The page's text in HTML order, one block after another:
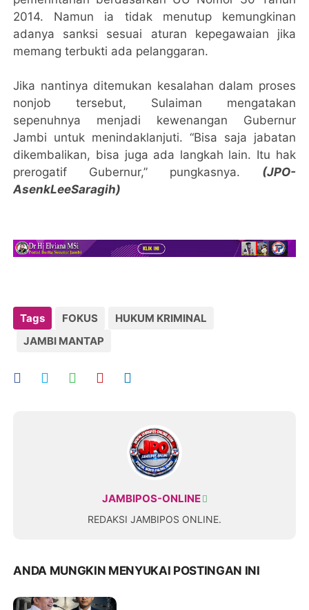
2014. Namun ia tidak menutup kemungkinan
adanya sanksi sesuai aturan kepegawaian jika
memang terbukti ada pelanggaran.
Jika nantinya ditemukan kesalahan dalam proses
nonjob tersebut, Sulaiman mengatakan
sepenuhnya menjadi kewenangan Gubernur
Jambi untuk menindaklanjuti. “Bisa saja jabatan
dikembalikan, bisa juga ada langkah lain. Itu hak
prerogatif Gubernur,” pungkasnya. (JPO-
AsenkLeeSaragih)
Tags FOKUS
HUKUM KRIMINAL
JAMBI MANTAP
JAMBIPOS-ONLINE
REDAKSI JAMBIPOS ONLINE.
ANDA MUNGKIN MENYUKAI POSTINGAN INI